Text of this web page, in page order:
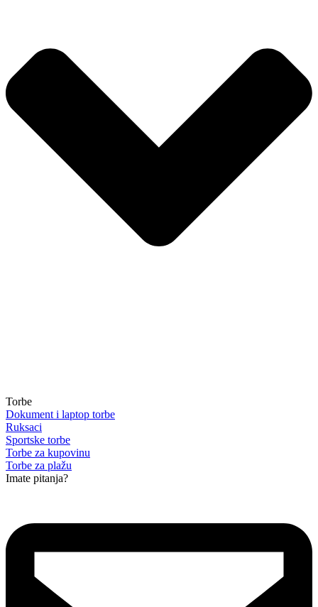
Torbe
Dokument i laptop torbe
Ruksaci
Sportske torbe
Torbe za kupovinu
Torbe za plažu
Imate pitanja?